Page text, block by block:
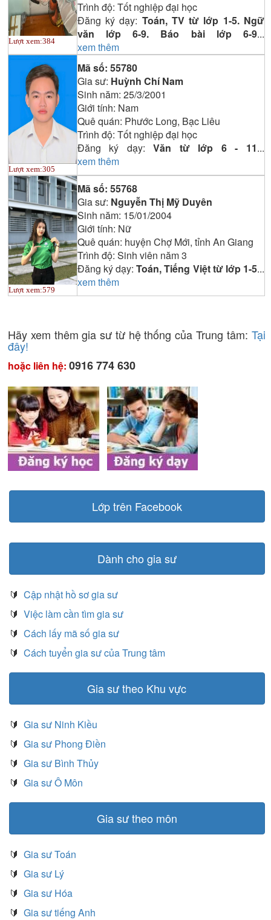
Lượt xem:384
Trình độ: Tốt nghiệp đại học
Đăng ký dạy: Toán, TV từ lớp 1-5. Ngữ
văn lớp 6-9. Báo bài lớp 6-9...
xem thêm
Lượt xem:305
Mã số: 55780
Gia sư: Huỳnh Chí Nam
Sinh năm: 25/3/2001
Giới tính: Nam
Quê quán: Phước Long, Bạc Liêu
Trình độ: Tốt nghiệp đại học
Đăng ký dạy:Văn từ lớp 6 - 11...
xem thêm
Lượt xem:579
Mã số: 55768
Gia sư: Nguyễn Thị Mỹ Duyên
Sinh năm: 15/01/2004
Giới tính: Nữ
Quê quán: huyện Chợ Mới, tỉnh An Giang
Trình độ: Sinh viên năm 3
Đăng ký dạy:Toán, Tiếng Việt từ lớp 1-5...
xem thêm
Hãy xem thêm gia sư từ hệ thống của Trung tâm: Tại
đây!
hoặc liên hệ: 0916 774 630
Lớp trên Facebook
Dành cho gia sư
🔰 Cập nhật hồ sơ gia sư
🔰 Việc làm cần tìm gia sư
🔰 Cách lấy mã số gia sư
🔰 Cách tuyển gia sư của Trung tâm
Gia sư theo Khu vực
🔰 Gia sư Ninh Kiều
🔰 Gia sư Phong Điền
🔰 Gia sư Bình Thủy
🔰 Gia sư Ô Môn
Gia sư theo môn
🔰 Gia sư Toán
🔰 Gia sư Lý
🔰 Gia sư Hóa
🔰 Gia sư tiếng Anh